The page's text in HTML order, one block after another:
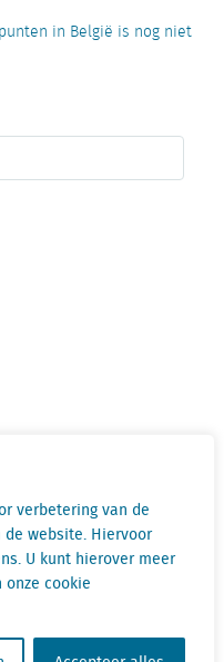
verbetering van de
website. Hiervoor
U kunt hierover meer
cookie
in België is nog niet
in haar database. Elke
meer weten over een
brancheverdeling is in uw
onzeBranche &